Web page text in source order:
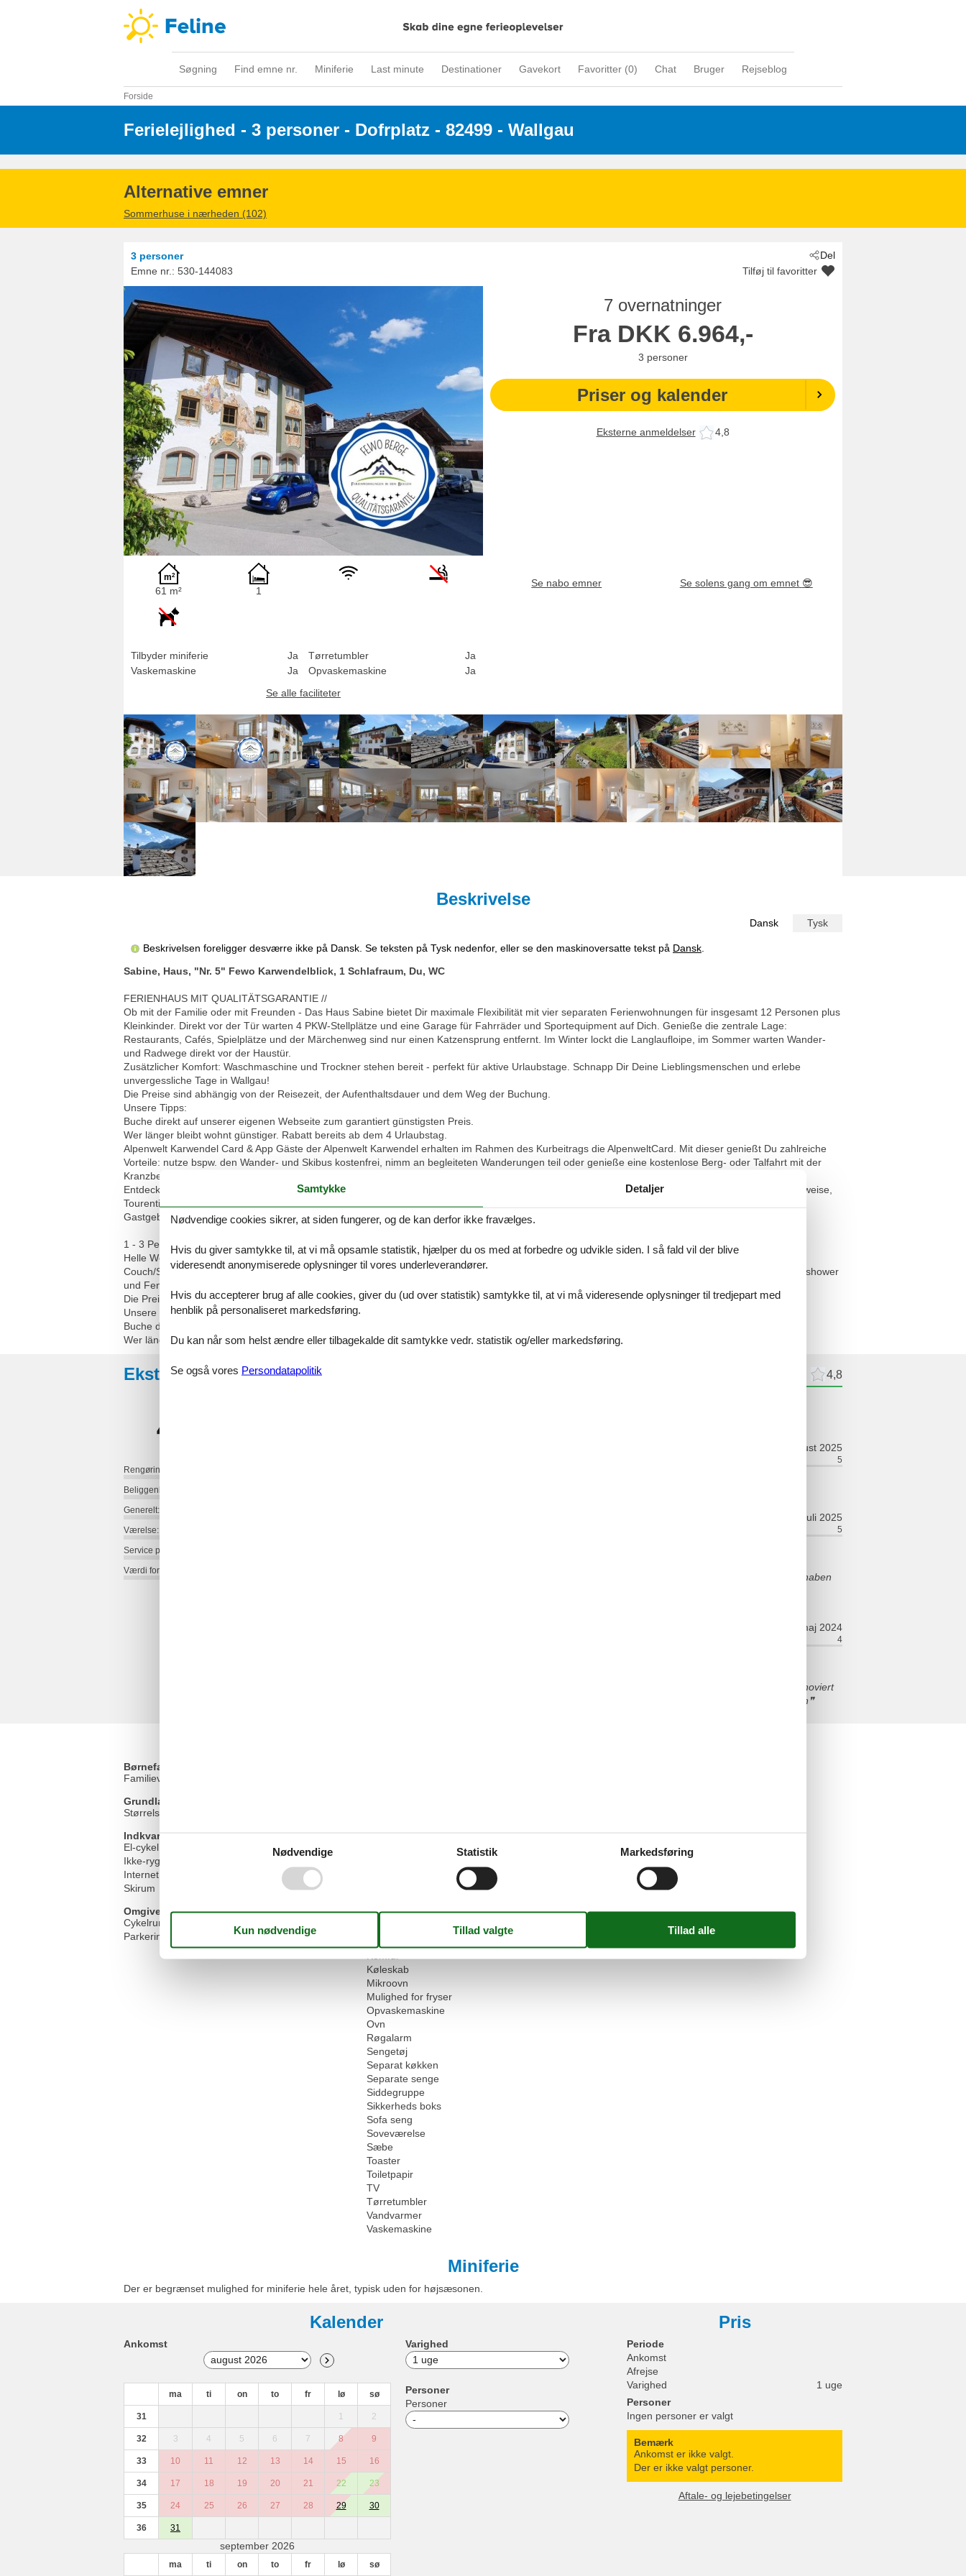
Søgning Find emne nr. Miniferie Last minute Destinationer Gavekort Favoritter (0) Chat Bruger Rejseblog
Forside
Ferielejlighed - 3 personer - Dofrplatz - 82499 - Wallgau
Alternative emner
Sommerhuse i nærheden (102)
Del
3 personer
Emne nr.: 530-144083 Tilføj til favoritter
7 overnatninger
Fra DKK 6.964,-
3 personer
Priser og kalender
Eksterne anmeldelser 4,8
61 m² 1
Tilbyder miniferie
Ja
Vaskemaskine
Ja
Tørretumbler
Ja
Opvaskemaskine
Ja
Se alle faciliteter
Se nabo emner Se solens gang om emnet 😎
Beskrivelse
Dansk Tysk
Beskrivelsen foreligger desværre ikke på Dansk. Se teksten på Tysk nedenfor, eller se den maskinoversatte tekst på Dansk
Sabine, Haus, "Nr. 5" Fewo Karwendelblick, 1 Schlafraum, Du, WC
FERIENHAUS MIT QUALITÄTSGARANTIE //
Ob mit der Familie oder mit Freunden - Das Haus Sabine bietet Dir maximale Flexibilität mit vier separaten Ferienwohnungen für insgesamt 12 Personen plus
Kleinkinder. Direkt vor der Tür warten 4 PKW-Stellplätze und eine Garage für Fahrräder und Sportequipment auf Dich. Genieße die zentrale Lage:
Restaurants, Cafés, Spielplätze und der Märchenweg sind nur einen Katzensprung entfernt. Im Winter lockt die Langlaufloipe, im Sommer warten Wander-
und Radwege direkt vor der Haustür.
Zusätzlicher Komfort: Waschmaschine und Trockner stehen bereit - perfekt für aktive Urlaubstage. Schnapp Dir Deine Lieblingsmenschen und erlebe
unvergessliche Tage in Wallgau!
Die Preise sind abhängig von der Reisezeit, der Aufenthaltsdauer und dem Weg der Buchung.
Unsere Tipps:
Buche direkt auf unserer eigenen Webseite zum garantiert günstigsten Preis.
Wer länger bleibt wohnt günstiger. Rabatt bereits ab dem 4 Urlaubstag.
Alpenwelt Karwendel Card & App Gäste der Alpenwelt Karwendel erhalten im Rahmen des Kurbeitrags die AlpenweltCard. Mit dieser genießt Du zahlreiche
Vorteile: nutze bspw. den Wander- und Skibus kostenfrei, nimm an begleiteten Wanderungen teil oder genieße eine kostenlose Berg- oder Talfahrt mit der
Kranzberg-Sesselbahn.
Entdecke die Alpenwelt Karwendel mit der kostenlosen App! Finde Hütten, Restaurants und Events in Mittenwald, Krün & Wallgau. Erhalte aktuelle Hinweise,
Tourentipps & exklusive Infos zu Deiner Unterkunft per Gastgeber-ID. Jetzt für Android & Apple downloaden - Dein perfekter Urlaubsbegleiter! Unsere
Gastgeber ID in der App lautet: M05165
1 - 3 Personen + Baby // 61 m² // großzügiger Wohnbereich //
Helle Wohnung im zweiten Stock mit separater, vollausgestatteter Küche und ruhigem Schlafzimmer mit Doppelbett. Geräumiger Wohnraum mit
Couch/Schlafcouch, Smart-TV, Balkonzugang, Esstisch und Eckbank. Modernes Badezimmer mit WC, Waschbecken, Dusche mit tiefem Einstieg, Rainshower
und Fenster.
Die Preise sind abhängig von der Reisezeit, der Aufenthaltsdauer und dem Weg der Buchung.
Unsere Tipps:
Buche direkt auf unserer eigenen Webseite zum garantiert günstigsten Preis.
Wer länger bleibt wohnt günstiger. Rabatt bereits ab dem 4 Urlaubstag.
Eksterne anmeldelser 4,8
4,8
Rengøring:
Beliggenhed:
Generelt:
Værelse:
Service på stedet:
Værdi for pengene:
august 2025
5
juli 2025
5
Eine sehr schöne, saubere Wohnung mit allem was man benötigt. Eine Prima Lage. Wir haben
maj 2024
4
Abwicklung und Organisation war sehr gut ! Die Fewo war sehr schön und hochwertig renoviert
Die Ausstattung war hervorragend, es fehlte wirklich nichts Wir waren rundherum zufrieden
Børnefaciliteter
Familievenlig
Grundlæggende faciliteter
Størrelse
Indkvartering Faciliteter
El-cykel ladestation
Ikke-ryger hus
Internet i det offentlige område
Skirum
Omgivende faciliteter
Cykelrum
Parkeringsplads
Bruser
Ikke-rygere
Komfur
Køleskab
Mikroovn
Mulighed for fryser
Opvaskemaskine
Ovn
Røgalarm
Sengetøj
Separat køkken
Separate senge
Siddegruppe
Sikkerheds boks
Sofa seng
Soveværelse
Sæbe
Toaster
Toiletpapir
TV
Tørretumbler
Vandvarmer
Vaskemaskine
Miniferie
Der er begrænset mulighed for miniferie hele året, typisk uden for højsæsonen.
Kalender
Ankomst
ma ti on to fr lø sø
31 1 2
32 3 4 5 6 7 8 9
33 10 11 12 13 14 15 16
34 17 18 19 20 21 22 23
35 24 25 26 27 28 29 30
36 31
september 2026
ma ti on to fr lø sø
Varighed
Personer
Personer
Pris
Periode
Ankomst
Afrejse
Varighed
1 uge
Personer
Ingen personer er valgt
Bemærk
Ankomst er ikke valgt.
Der er ikke valgt personer.
Aftale- og lejebetingelser
Samtykke Detaljer
Nødvendige cookies sikrer, at siden fungerer, og de kan derfor ikke fravælges.
Hvis du giver samtykke til, at vi må opsamle statistik, hjælper du os med at forbedre og udvikle siden. I så fald vil der blive
videresendt anonymiserede oplysninger til vores underleverandører.
Hvis du accepterer brug af alle cookies, giver du (ud over statistik) samtykke til, at vi må videresende oplysninger til tredjepart med
henblik på personaliseret markedsføring.
Du kan når som helst ændre eller tilbagekalde dit samtykke vedr. statistik og/eller markedsføring.
Se også vores Persondatapolitik
Nødvendige Statistik Markedsføring